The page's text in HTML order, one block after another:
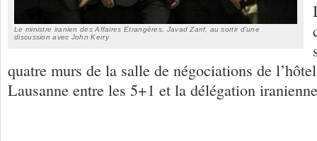
Le ministre iranien des Affaires Etrangères, Javad Zarif, au sortir d’une
discussion avec John Kerry
quatre murs de la salle de négociations de
Lausanne entre les 5+1 et la délégation